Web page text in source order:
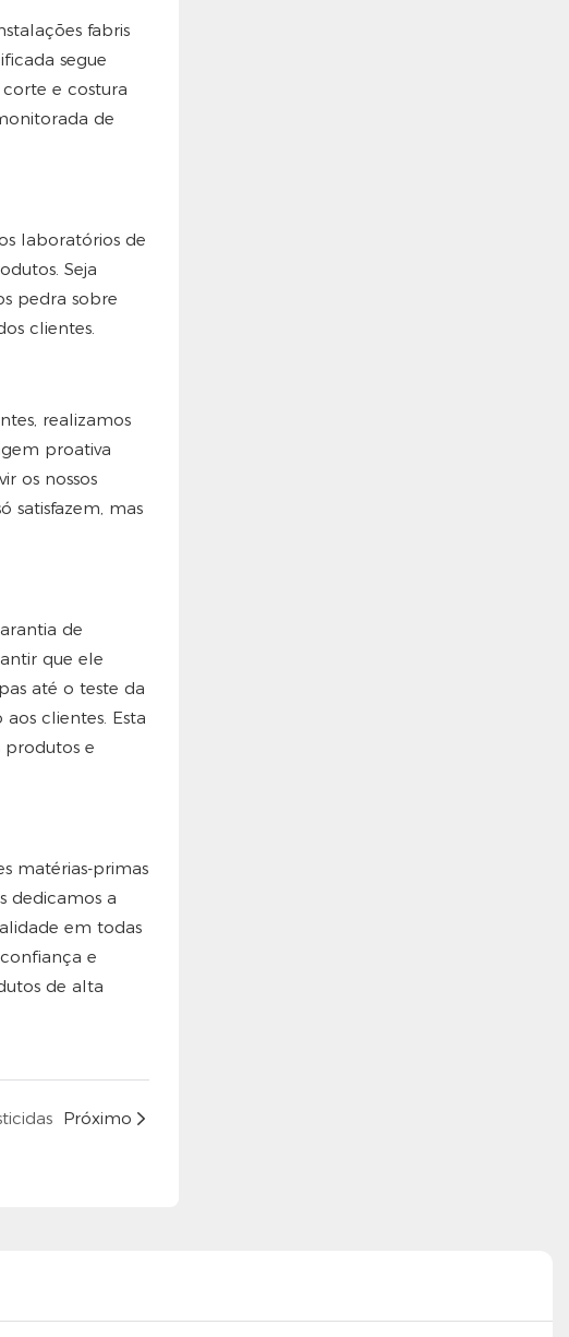
fabris
segue
e costura
de
laboratórios de
Seja
pedra sobre
clientes.
realizamos
proativa
os nossos
satisfazem, mas
de
que ele
até o teste da
clientes. Esta
produtos e
matérias-primas
dedicamos a
em todas
e
de alta
Próximo